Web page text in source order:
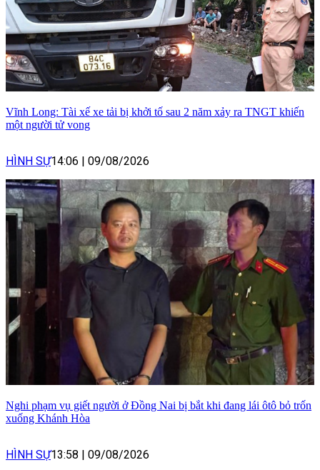
Vĩnh Long: Tài xế xe tải bị khởi tố sau 2 năm xảy ra TNGT khiến
một người tử vong
HÌNH SỰ14:06 09/08/2026
Nghi phạm vụ giết người ở Đồng Nai bị bắt khi đang lái ôtô bỏ trốn
xuống Khánh Hòa
HÌNH SỰ13:58 09/08/2026